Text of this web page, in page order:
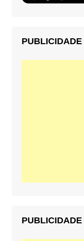
PUBLICIDADE
PUBLICIDADE